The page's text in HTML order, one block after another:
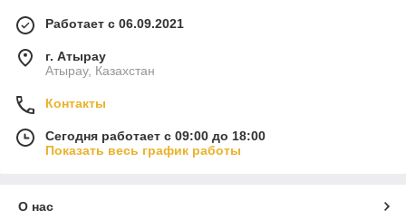
Работает с 06.09.2021
г. Атырау
Атырау, Казахстан
Контакты
Сегодня работает с 09:00 до 18:00
Показать весь график работы
О нас